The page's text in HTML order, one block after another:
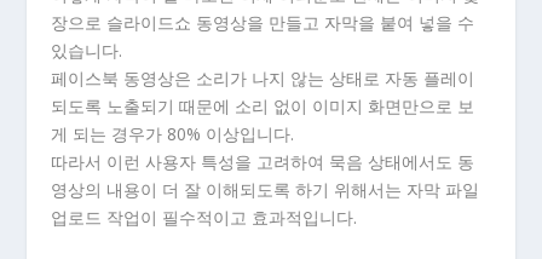
장으로 슬라이드쇼 동영상을 만들고 자막을 붙여 넣을 수
있습니다.
페이스북 동영상은 소리가 나지 않는 상태로 자동 플레이
되도록 노출되기 때문에 소리 없이 이미지 화면만으로 보
게 되는 경우가 80% 이상입니다.
따라서 이런 사용자 특성을 고려하여 묵음 상태에서도 동
영상의 내용이 더 잘 이해되도록 하기 위해서는 자막 파일
업로드 작업이 필수적이고 효과적입니다.